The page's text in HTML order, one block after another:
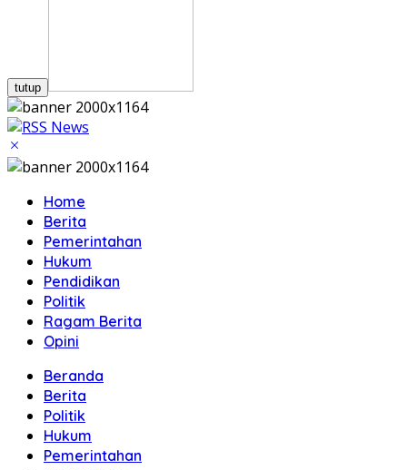
tutup
Home
Berita
Pemerintahan
Hukum
Pendidikan
Politik
Ragam Berita
Opini
Beranda
Berita
Politik
Hukum
Pemerintahan